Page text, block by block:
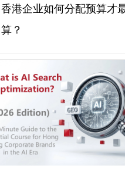
香港企业如何分配预算才
算？